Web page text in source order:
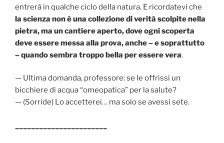
entrerà in qualche ciclo della natura. E ricordatevi che
la scienza non è una collezione di verità scolpite nella
pietra, ma un cantiere aperto, dove ogni scoperta
deve essere messa alla prova, anche – e soprattutto
– quando sembra troppo bella per essere vera.
— Ultima domanda, professore: se le offrissi un
bicchiere di acqua “omeopatica” per la salute?
— (Sorride) Lo accetterei… ma solo se avessi sete.